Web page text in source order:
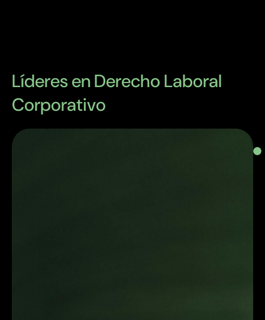
Líderes en Derecho Laboral
Corporativo